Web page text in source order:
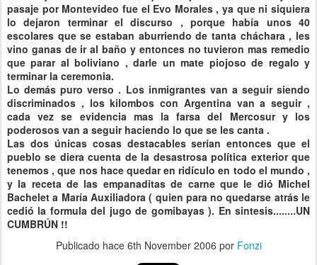
pasaje por Montevideo fue el Evo Morales , ya que ni siquiera
lo dejaron terminar el discurso , porque había unos 40
escolares que se estaban aburriendo de tanta cháchara , les
vino ganas de ir al baño y entonces no tuvieron mas remedio
que parar al boliviano , darle un mate piojoso de regalo y
terminar la ceremonia.
Lo demás puro verso . Los inmigrantes van a seguir siendo
discriminados , los kilombos con Argentina van a seguir ,
cada vez se evidencia mas la farsa del Mercosur y los
poderosos van a seguir haciendo lo que se les canta .
Las dos únicas cosas destacables serían entonces que el
pueblo se diera cuenta de la desastrosa política exterior que
tenemos , que nos hace quedar en ridículo en todo el mundo ,
y la receta de las empanaditas de carne que le dió Michel
Bachelet a María Auxiliadora ( quien para no quedarse atrás le
cedió la formula del jugo de gomibayas ). En sintesis........UN
CUMBRÚN !!
Publicado hace 6th November 2006 por Fonzi